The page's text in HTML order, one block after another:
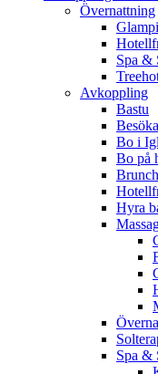
Övernattning
Spa &
Avkoppling
Bastu
Bo i
Bo på
Hyra
Spa &